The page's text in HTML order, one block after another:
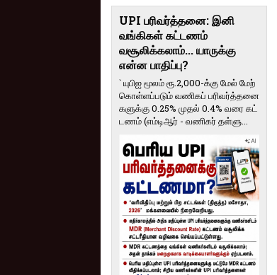
UPI பரிவர்த்தனை: இனி
வங்கிகள் கட்டணம்
வசூலிக்கலாம்... யாருக்கு
என்ன பாதிப்பு?
` யுபிஐ மூலம் ரூ.2,000-க்கு மேல் மேற்​
கொள்​ளப்​படும் வணி​கப் பரிவர்த்​தனை​
களுக்கு 0.25% முதல் 0.4% வரை கட்​
ட​ணம் (எம்​டிஆர் - வணி​கர் தள்​ளு...